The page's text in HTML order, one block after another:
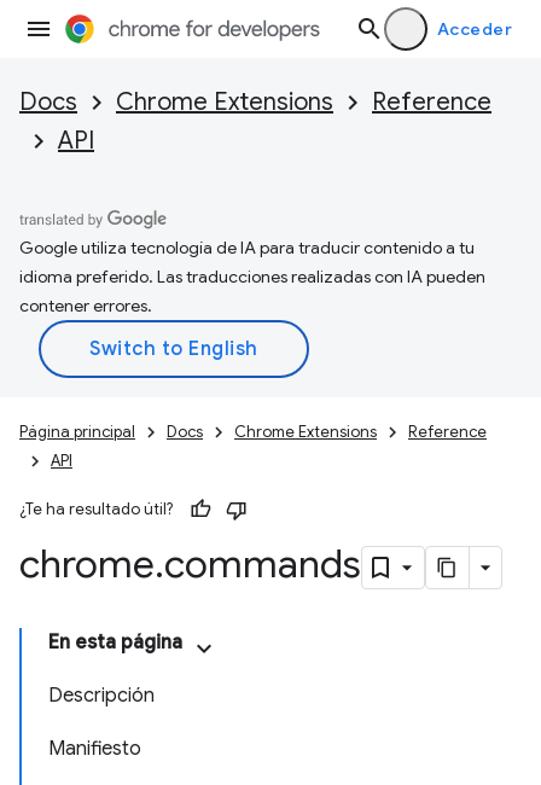
Acceder
Docs Chrome Extensions
Reference
API
Google utiliza tecnología de IA para traducir contenido a tu
idioma preferido. Las traducciones realizadas con IA pueden
contener errores.
Página principal Docs Chrome Extensions
Reference
API
¿Te ha resultado útil?
chrome.commands
En esta página
Descripción
Manifiesto